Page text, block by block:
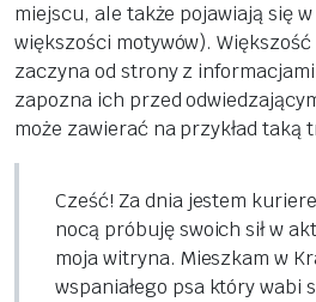
miejscu, ale także pojawiają się
większości motywów).
zaczyna od strony z
zapozna ich przed
może zawierać na przykład taką
Cześć! Za dnia jestem
nocą próbuję swoich sił w
moja witryna. Mieszkam w
wspaniałego psa który wabi